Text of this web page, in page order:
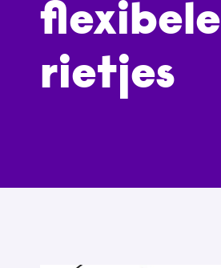
flexibele
rietjes